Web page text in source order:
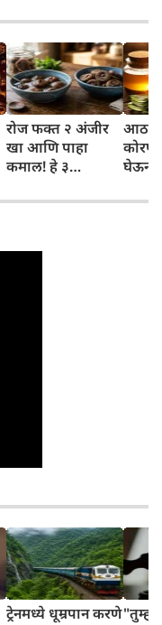
रोज फक्त २ अंजीर
खा आणि पाहा
कमाल! हे ३
तुम्हाला ठाऊक
घेऊन
ट्रेनमध्ये धूम्रपान करणे